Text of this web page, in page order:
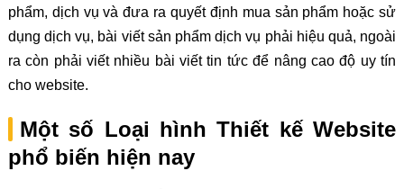
phẩm, dịch vụ và đưa ra quyết định mua sản phẩm hoặc sử
dụng dịch vụ, bài viết sản phẩm dịch vụ phải hiệu quả, ngoài
ra còn phải viết nhiều bài viết tin tức để nâng cao độ uy tín
cho website.
Một số Loại hình Thiết kế Website
phổ biến hiện nay